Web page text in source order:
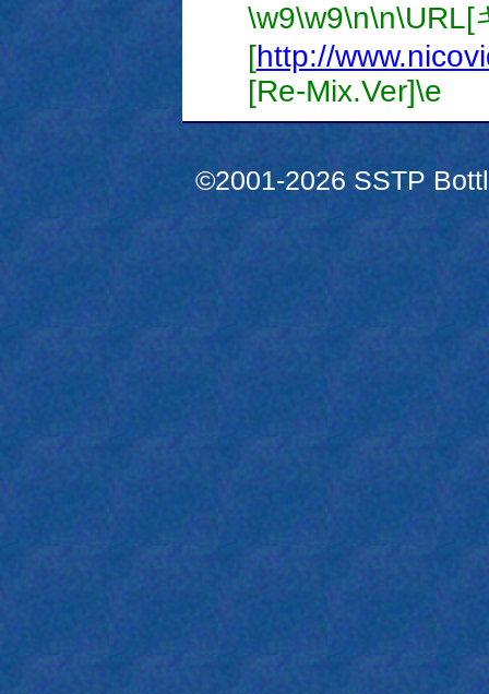
\w9\w9\n\n\URL[
[http://
[Re-Mix.Ver]\e
©2001-2026 SSTP